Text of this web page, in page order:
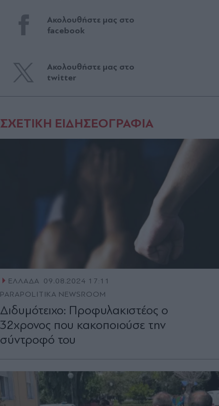
Ακολουθήστε μας στο
facebook
Ακολουθήστε μας στο
twitter
ΣΧΕΤΙΚΗ ΕΙΔΗΣΕΟΓΡΑΦΙΑ
ΕΛΛΑΔΑ
09.08.2024 17:11
PARAPOLITIKA NEWSROOM
Διδυμότειχο: Προφυλακιστέος ο
32χρονος που κακοποιούσε την
σύντροφό του